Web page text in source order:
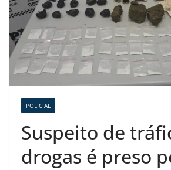
POLICIAL
Suspeito de
drogas é preso